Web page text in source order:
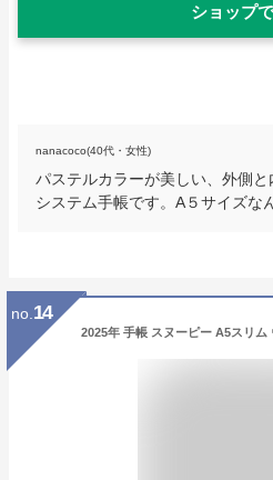
ショップ
nanacoco(40代・女性)
パステルカラーが美しい、外側
システム手帳です。A５サイズな
no. 14